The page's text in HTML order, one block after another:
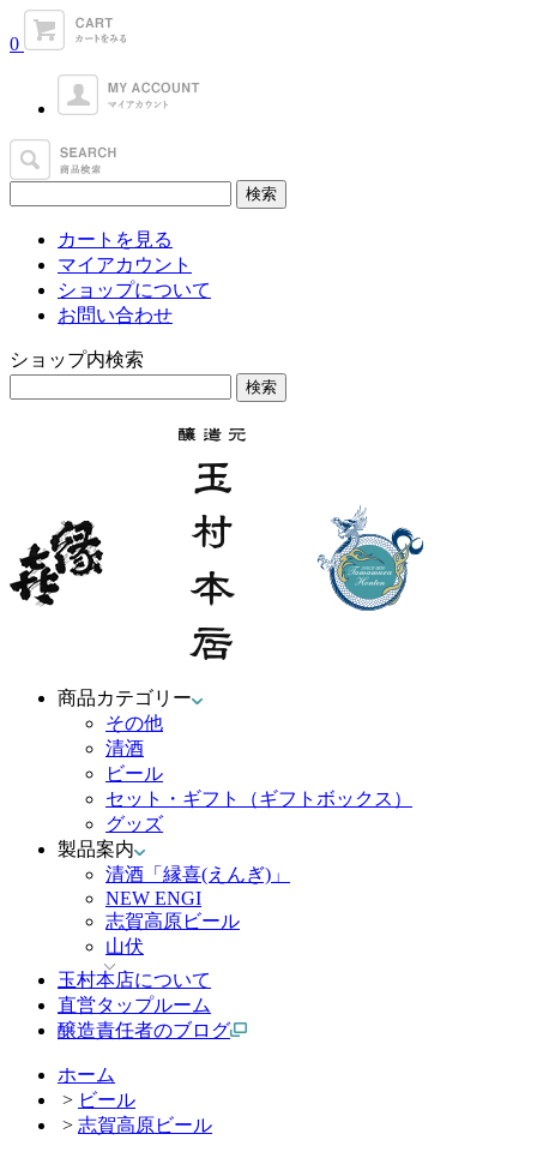
0
カートを見る
マイアカウント
ショップについて
お問い合わせ
ショップ内検索
商品カテゴリー
その他
清酒
ビール
セット・ギフト（ギフトボックス）
グッズ
製品案内
清酒「縁喜(えんぎ)」
NEW ENGI
志賀高原ビール
山伏
玉村本店について
直営タップルーム
醸造責任者のブログ
ホーム
> ビール
> 志賀高原ビール